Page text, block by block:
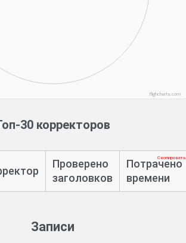
Highcharts.com
30 корректоров
Проверено
заголовков
Потрачено
времени
Скопировать
Записи